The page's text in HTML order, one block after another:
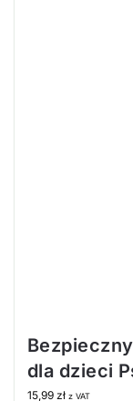
dla dzieci
15,99 zł z VAT